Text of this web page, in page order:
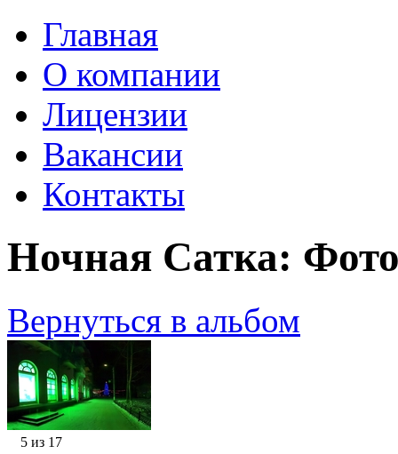
Главная
О компании
Лицензии
Вакансии
Контакты
Ночная Сатка:
Вернуться в альбом
5 из 17